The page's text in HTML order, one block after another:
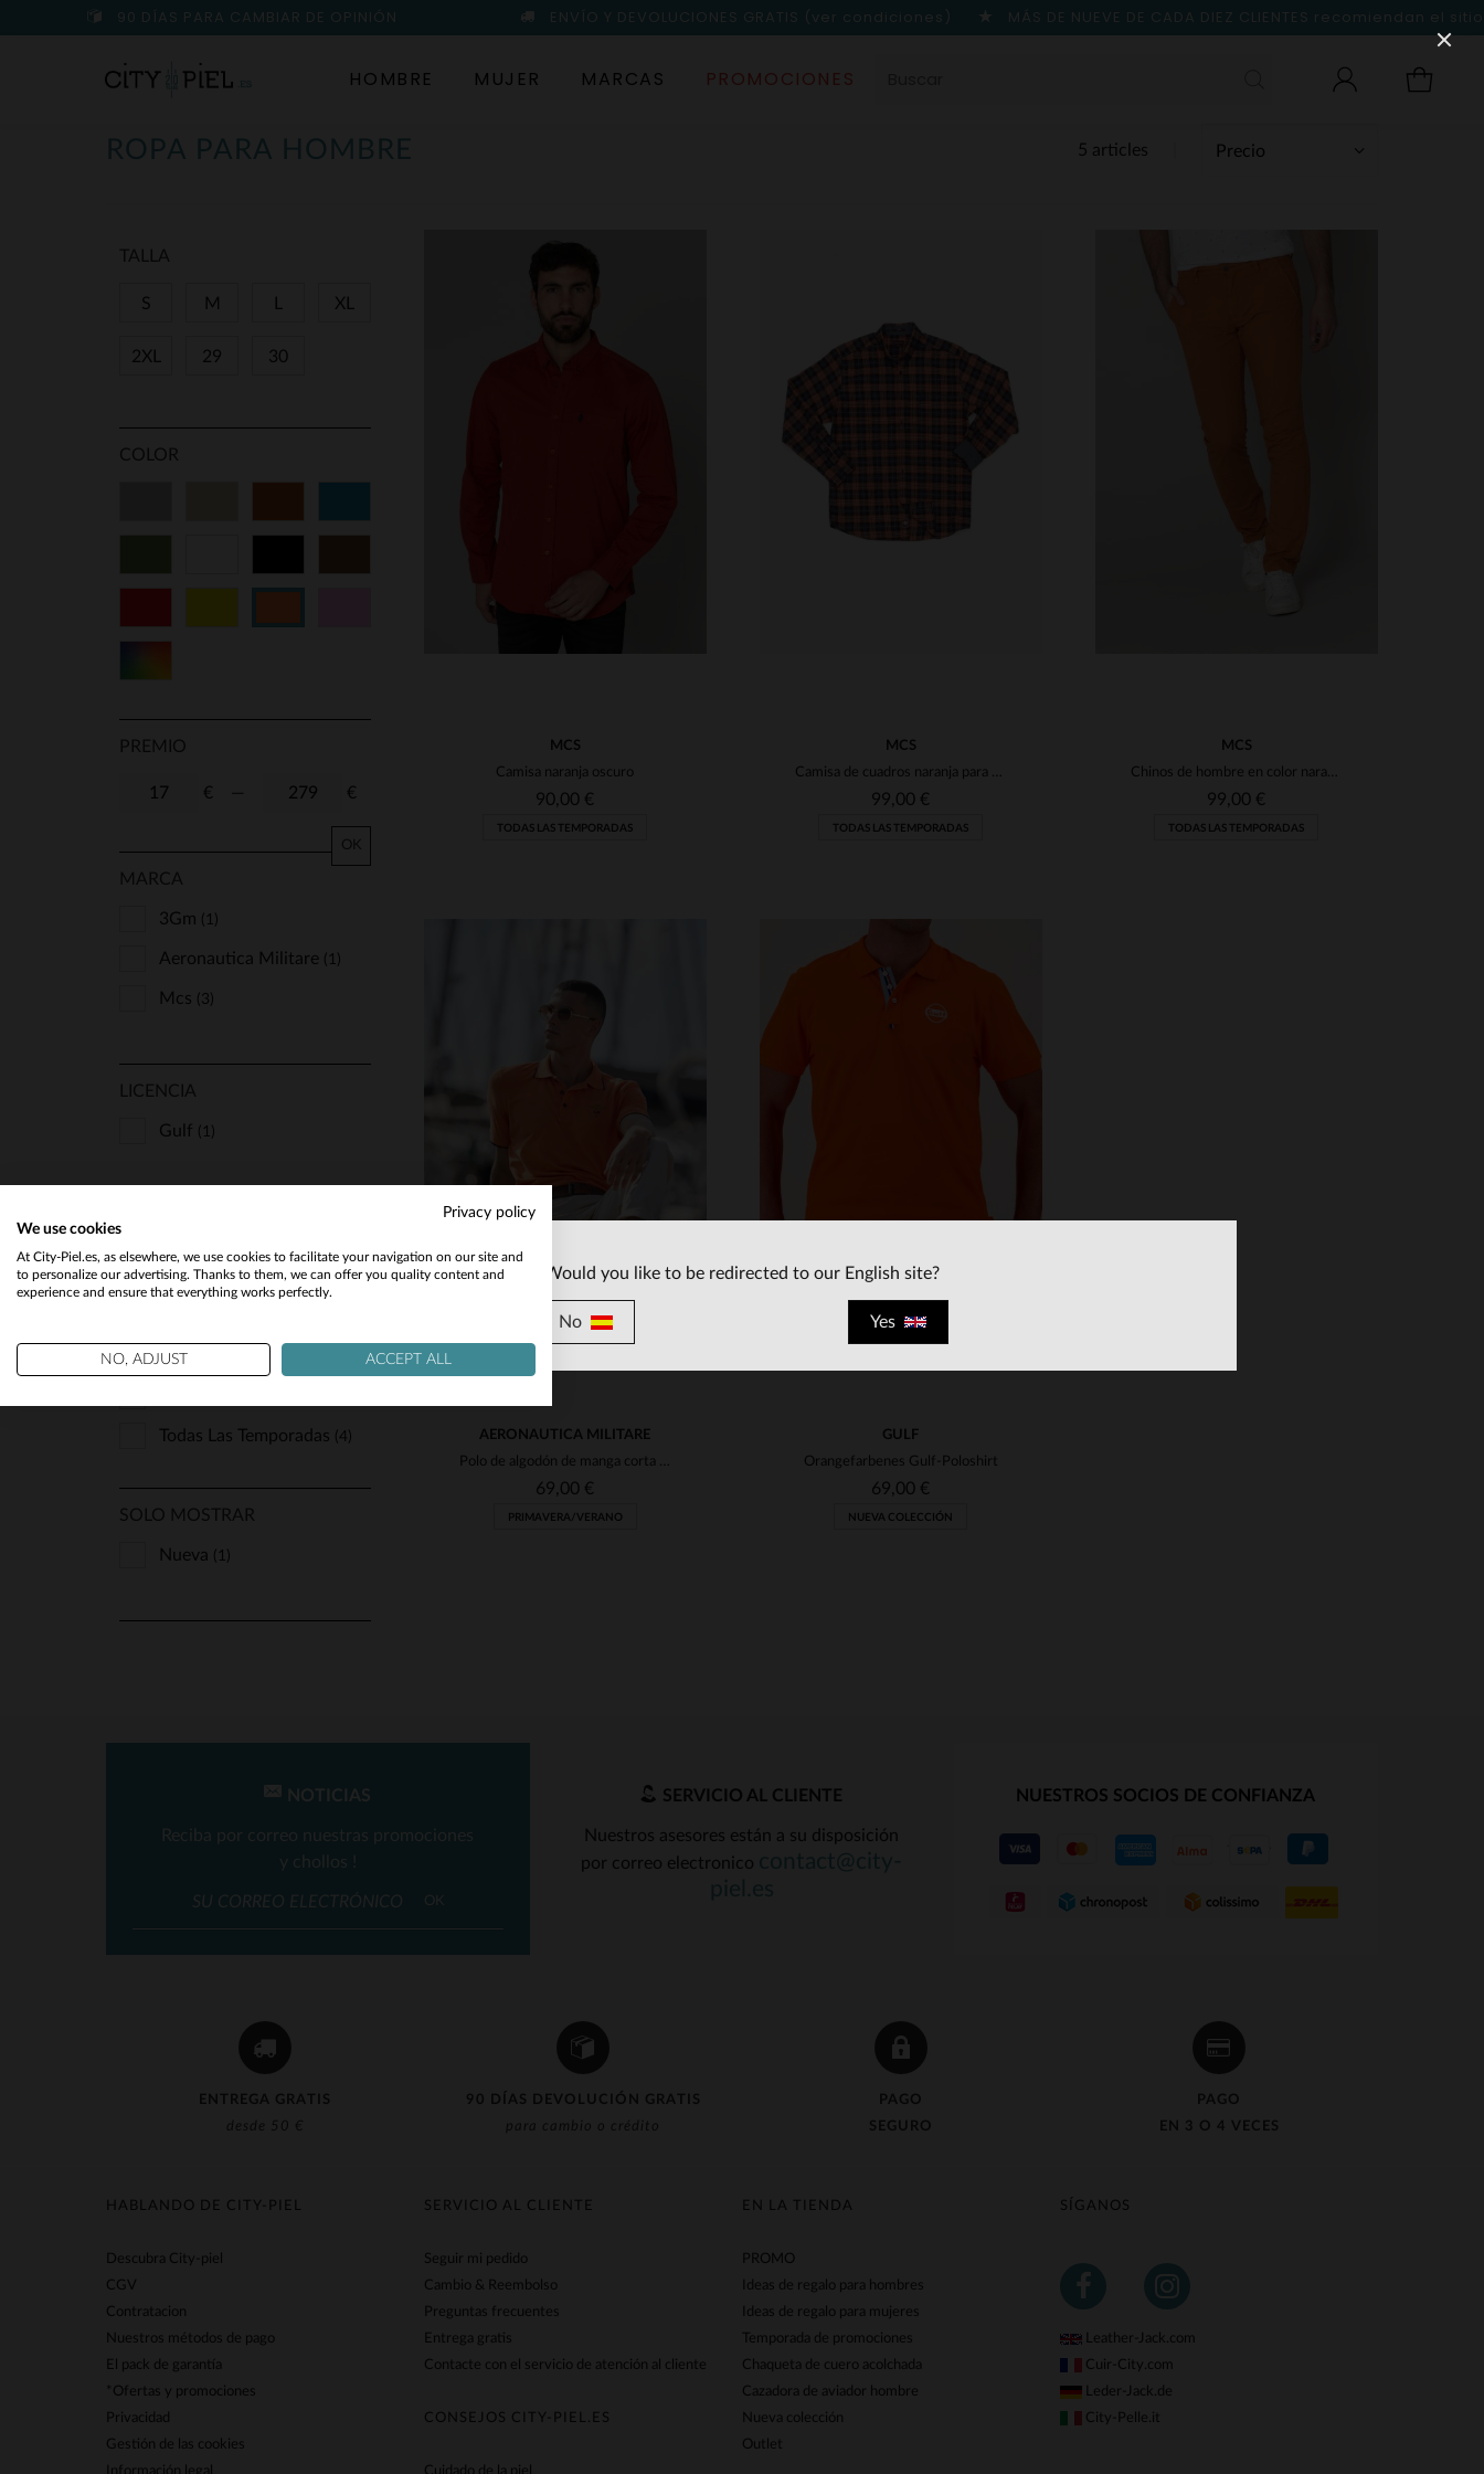
90 DÍAS PARA CAMBIAR DE OPINIÓN ENVÍO Y DEVOLUCIONES GRATIS (ver condiciones) MÁS DE NUEVE DE CADA DIEZ CLIENTES recomiendan el sitio
HOMBRE MUJER MARCAS PROMOCIONES
5 articles
ROPA PARA HOMBRE
TALLA
S M XL
2XL 29 30
COLOR
PREMIO
€ €
OK
MARCA
3Gm (1)
Aeronautica Militare (1)
Mcs (3)
LICENCIA
Gulf (1)
MATERIAL
Textil(5)
ESTACIÓN
Todas Las Temporadas (4)
SOLO MOSTRAR
Nueva (1)
MCS
Camisa naranja oscuro
90,00 €
TODAS LAS TEMPORADAS
MCS
Camisa de cuadros naranja para hombre
99,00 €
TODAS LAS TEMPORADAS
MCS
Chinos de hombre en color naranja oxidado
99,00 €
TODAS LAS TEMPORADAS
TALLAS DISPONIBLES
AERONAUTICA MILITARE
Polo de algodón de manga corta naranja
69,00 €
PRIMAVERA/VERANO
TALLAS DISPONIBLES
GULF
Orangefarbenes Gulf-Poloshirt
69,00 €
NUEVA COLECCIÓN
ENTREGA GRATIS
desde 50 €
90 DÍAS DEVOLUCIÓN GRATIS
para cambio o crédito
PAGO
SEGURO
PAGO
EN 3 O 4 VECES
NOTICIAS
Reciba por correo nuestras promociones
y chollos !
OK
SERVICIO AL CLIENTE
Nuestros asesores están a su disposición
por correo electronico
NUESTROS SOCIOS DE CONFIANZA
SÍGANOS
Leather-Jack.com
Cuir-City.com
Leder-Jack.de
City-Pelle.it
SERVICIO AL CLIENTE
Seguir mi pedido
Cambio & Reembolso
Preguntas frecuentes
Entrega gratis
Contacte con el servicio de atención al cliente
CONSEJOS CITY-PIEL.ES
EN LA TIENDA
PROMO
Ideas de regalo para hombres
Ideas de regalo para mujeres
Temporada de promociones
Chaqueta de cuero acolchada
Cazadora de aviador hombre
Nueva colección
Outlet
HABLANDO DE CITY-PIEL
Descubra City-piel
CGV
Contratacion
Nuestros métodos de pago
El pack de garantía
*Ofertas y promociones
Privacidad
Gestión de las cookies
Would you like to be redirected to our English site?
No Yes
Privacy policy
We use cookies
At City-Piel.es, as elsewhere, we use cookies to facilitate your navigation on our site and
to personalize our advertising. Thanks to them, we can offer you quality content and
experience and ensure that everything works perfectly.
NO, ADJUST ACCEPT ALL